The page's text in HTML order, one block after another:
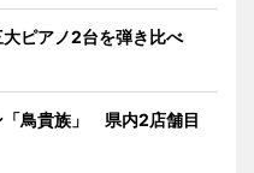
ピアノ2台を弾き比べ
「鳥貴族」 県内2店舗目